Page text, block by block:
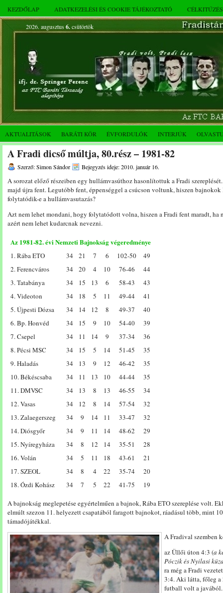
KEZDŐLAP ADATKEZELÉSI ÉS COOKIE TÁJÉKOZTATÓ
2026. augusztus 6.csütörtök
AKTUALITÁSOK BARÁTI KÖR ÉVFORDULÓK INTERJÚK
A Fradi dicső múltja, 80.rész – 1981-82
Szerző: Simon Sándor Bejegyzés ideje: 2010. január 16.
A sorozat előző részeiben egy hullámvasúthoz hasonlítottuk a Fradi
majd újra fent. Legutóbb fent, éppenséggel a csúcson voltunk, hiszen
folytatódik-e a hullámvasutazás?
Azt nem lehet mondani, hogy folytatódott volna, hiszen a Fradi fent maradt, ha
azért nem lehet kudarcnak nevezni.
Az 1981-82. évi Nemzeti Bajnokság végeredménye
1. Rába ETO 34 21 7 6 102-50
49
2. Ferencváros
34 20 4 10 76-46
44
3. Tatabánya
34 15 13 6 58-43
43
4. Videoton
34 18 5 11 49-44
41
5. Újpesti Dózsa
34 14 12 8 49-37
40
6. Bp. Honvéd
34 15 9 10 54-40
39
7. Csepel
34 11 14 9 37-34
36
8. Pécsi MSC
34 15 5 14 51-45
35
9. Haladás
34 13 9 12 46-42
35
10. Békéscsaba
34 11 13 10 44-44
35
11. DMVSC
34 13 8 13 46-55
34
12. Vasas
34 12 8 14 57-54
32
13. Zalaegerszeg
34 9 14 11 33-47
32
14. Diósgyőr
34 9 11 14 48-62
29
15. Nyíregyháza
34 8 12 14 35-51
28
16. Volán
34 5 11 18 43-61
21
17. SZEOL
34 8 4 22 35-74
20
18. Ózdi Kohász
34 7 5 22 41-75 19
A bajnokság meglepetése egyértelműen a bajnok, Rába ETO szereplése volt.
elmúlt szezon 11. helyezett csapatából faragott bajnokot, ráadásul több, mint
támadójátékkal.
A Fradival szemben
az Üllői úton 4:3 (a
Póczik és Nyilasi
ra még a Fradi
3:4. Aki látta, főleg a
futball volt a javából.